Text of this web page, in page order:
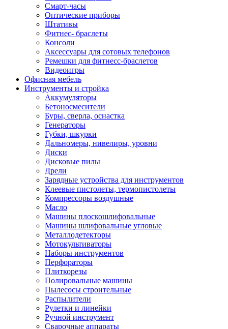
Смарт-часы
Оптические приборы
Штативы
Фитнес- браслеты
Консоли
Аксессуары для сотовых телефонов
Ремешки для фитнесс-браслетов
Видеоигры
Офисная мебель
Инструменты и стройка
Аккумуляторы
Бетоносмесители
Буры, сверла, оснастка
Генераторы
Губки, шкурки
Дальномеры, нивелиры, уровни
Диски
Дисковые пилы
Дрели
Зарядные устройства для инструментов
Клеевые пистолеты, термопистолеты
Компрессоры воздушные
Масло
Машины плоскошлифовальные
Машины шлифовальные угловые
Металлодетекторы
Мотокультиваторы
Наборы инструментов
Перфораторы
Плиткорезы
Полировальные машины
Пылесосы строительные
Распылители
Рулетки и линейки
Ручной инструмент
Сварочные аппараты